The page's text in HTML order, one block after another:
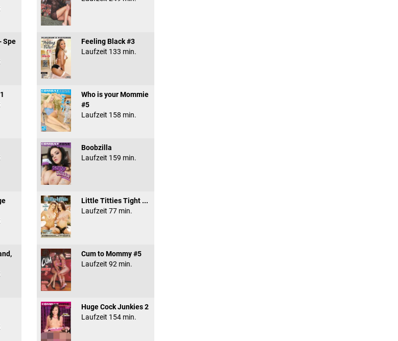
Spe
Feeling Black #3
Laufzeit 133 min.
Who is your Mommie
#5
Laufzeit 158 min.
Boobzilla
Laufzeit 159 min.
Little Titties Tight ...
Laufzeit 77 min.
Cum to Mommy #5
Laufzeit 92 min.
Huge Cock Junkies 2
Laufzeit 154 min.